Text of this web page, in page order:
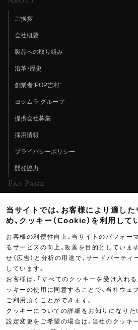
ご挨拶
会社概要
製品への取り組み
沿革・歴史
創業者“POP吉村”
ヨシムラ グループ
提携会社募集
採用情報
プライバシーポリシー
開発協力
Fan Page
ヨシムラTV
イベント情報
イベントスケジュール
ツーリングブレイクタイム
製品ポスター
当サイトでは、お客様により適し
め、クッキー（Cookie）を利用して
お客様の利便性向上、当サイトのパフォー
るサービスの向上、改善を目的としていま
せ（広告）と分析の用途で、サードパーテ
しています。
お客様は、「すべてのクッキーを受け入れ
ッキーの使用に同意することで、当社ウェ
ご利用頂くことができます。
クッキーについての詳細をお知りになりた
設定変更をご希望の場合は、当社のクッキ